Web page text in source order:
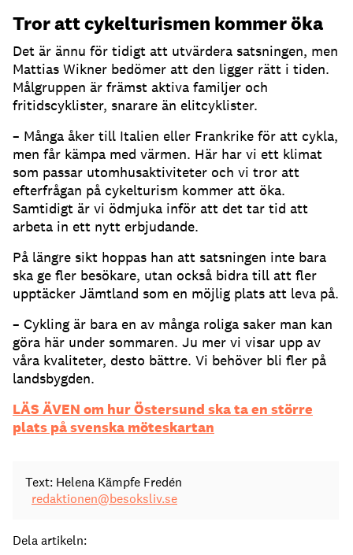
Tror att cykelturismen kommer öka
Det är ännu för tidigt att utvärdera satsningen, men
Mattias Wikner bedömer att den ligger rätt i tiden.
Målgruppen är främst aktiva familjer och
fritidscyklister, snarare än elitcyklister.
– Många åker till Italien eller Frankrike för att cykla,
men får kämpa med värmen. Här har vi ett klimat
som passar utomhusaktiviteter och vi tror att
efterfrågan på cykelturism kommer att öka.
Samtidigt är vi ödmjuka inför att det tar tid att
arbeta in ett nytt erbjudande.
På längre sikt hoppas han att satsningen inte bara
ska ge fler besökare, utan också bidra till att fler
upptäcker Jämtland som en möjlig plats att leva på.
– Cykling är bara en av många roliga saker man kan
göra här under sommaren. Ju mer vi visar upp av
våra kvaliteter, desto bättre. Vi behöver bli fler på
landsbygden.
LÄS ÄVEN om hur Östersund ska ta en större
plats på svenska möteskartan
Text: Helena Kämpfe Fredén
redaktionen@besoksliv.se
Dela artikeln: